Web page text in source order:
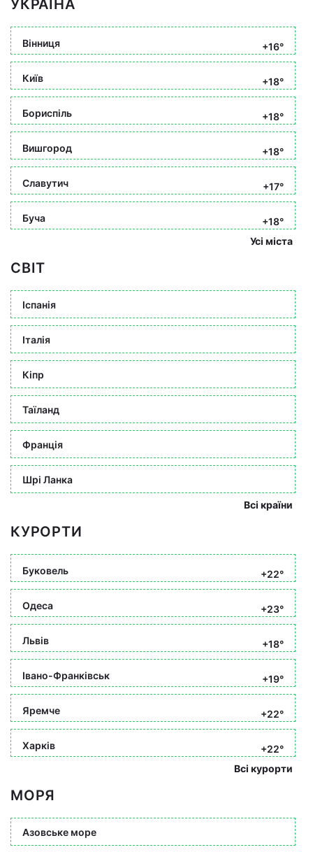
УКРАЇНА
Вінниця +16°
Київ +18°
Бориспіль +18°
Вишгород +18°
Славутич +17°
Буча
+18°
Усі міста
СВІТ
Іспанія
Італія
Кіпр
Таїланд
Франція
Шрі Ланка
Всі країни
КУРОРТИ
Буковель +22°
Одеса +23°
Львів +18°
Івано-Франківськ +19°
Яремче +22°
Харків
+22°
Всі курорти
МОРЯ
Азовське море